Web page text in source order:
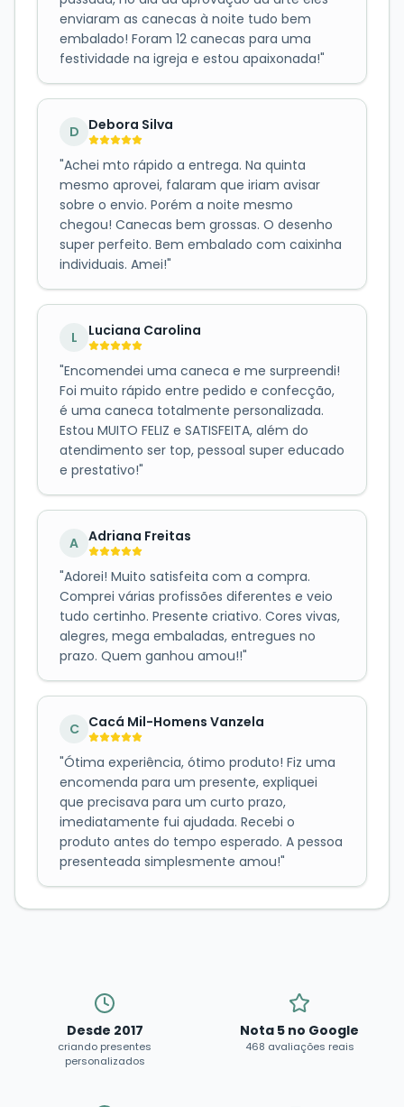
enviaram as canecas à noite tudo bem
embalado! Foram 12 canecas para uma
festividade na igreja e estou apaixonada!"
D Debora Silva
"Achei mto rápido a entrega. Na quinta
mesmo aprovei, falaram que iriam avisar
sobre o envio. Porém a noite mesmo
chegou! Canecas bem grossas. O desenho
super perfeito. Bem embalado com caixinha
individuais. Amei!"
L Luciana Carolina
"Encomendei uma caneca e me surpreendi!
Foi muito rápido entre pedido e confecção,
é uma caneca totalmente personalizada.
Estou MUITO FELIZ e SATISFEITA, além do
atendimento ser top, pessoal super educado
e prestativo!"
A Adriana Freitas
"Adorei! Muito satisfeita com a compra.
Comprei várias profissões diferentes e veio
tudo certinho. Presente criativo. Cores vivas,
alegres, mega embaladas, entregues no
prazo. Quem ganhou amou!!"
C Cacá Mil-Homens Vanzela
"Ótima experiência, ótimo produto! Fiz uma
encomenda para um presente, expliquei
que precisava para um curto prazo,
imediatamente fui ajudada. Recebi o
produto antes do tempo esperado. A pessoa
presenteada simplesmente amou!"
Desde 2017
criando presentes
personalizados
Nota 5 no Google
468 avaliações reais